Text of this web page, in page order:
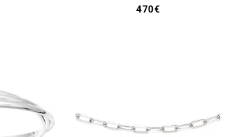
470€